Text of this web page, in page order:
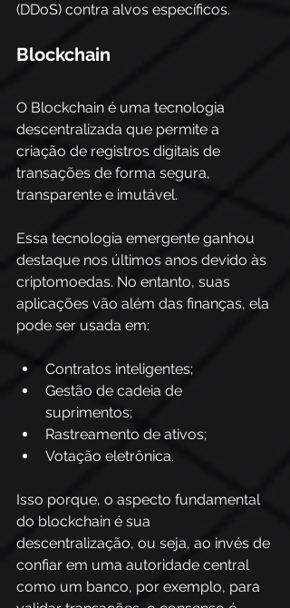
(DDoS) contra alvos específicos.
Blockchain
O Blockchain é uma tecnologia
descentralizada que permite a
criação de registros digitais de
transações de forma segura,
transparente e imutável.
Essa tecnologia emergente ganhou
destaque nos últimos anos devido às
criptomoedas. No entanto, suas
aplicações vão além das finanças, ela
pode ser usada em:
Contratos inteligentes;
Gestão de cadeia de
suprimentos;
Rastreamento de ativos;
Votação eletrônica.
Isso porque, o aspecto fundamental
do blockchain é sua
descentralização, ou seja, ao invés de
confiar em uma autoridade central
como um banco, por exemplo, para